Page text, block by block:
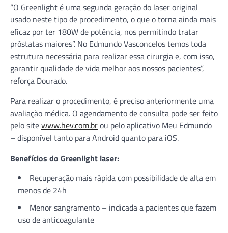
“O Greenlight é uma segunda geração do laser original
usado neste tipo de procedimento, o que o torna ainda mais
eficaz por ter 180W de potência, nos permitindo tratar
próstatas maiores”. No Edmundo Vasconcelos temos toda
estrutura necessária para realizar essa cirurgia e, com isso,
garantir qualidade de vida melhor aos nossos pacientes”,
reforça Dourado.
Para realizar o procedimento, é preciso anteriormente uma
avaliação médica. O agendamento de consulta pode ser feito
pelo sitewww.hev.com.brou pelo aplicativo Meu Edmundo
– disponível tanto para Android quanto para iOS.
Benefícios do Greenlight laser:
Recuperação mais rápida com possibilidade de alta em
menos de 24h
Menor sangramento – indicada a pacientes que fazem
uso de anticoagulante